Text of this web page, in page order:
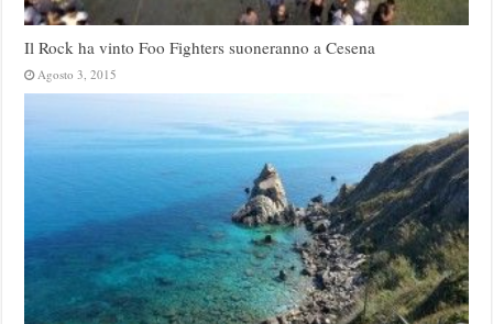
Il Rock ha vinto Foo Fighters suoneranno a Cesena
Agosto 3, 2015